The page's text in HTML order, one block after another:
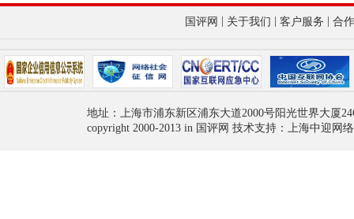
国评网 关于我们 客户服务 合
地址：上海市浦东新区浦东大道2000号阳光世界大厦
copyright 2000-2013 in 国评网 技术支持：上海中迎